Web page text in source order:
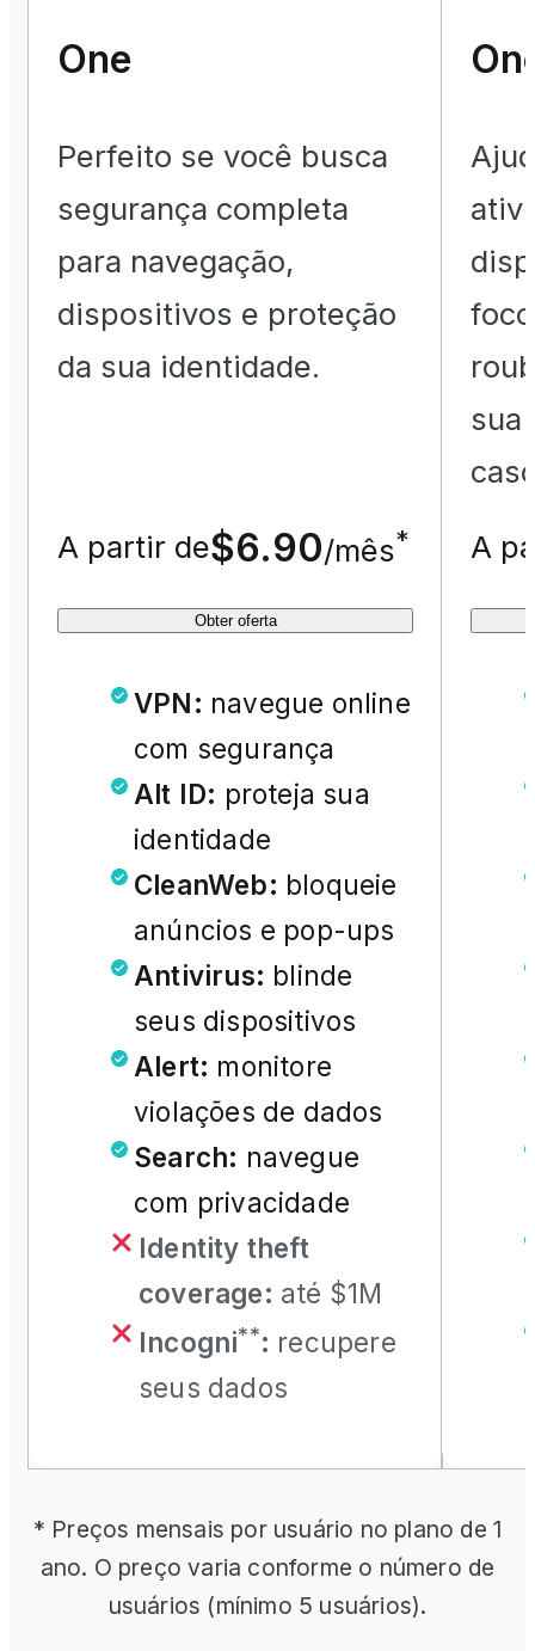
One
Perfeito se você busca
segurança completa
para navegação,
dispositivos e proteção
da sua identidade.
A partir de$6.90/mês*
Obter oferta
VPN: navegue online
com segurança
Alt ID: proteja sua
identidade
CleanWeb: bloqueie
anúncios e pop-ups
Antivirus: blinde
seus dispositivos
Alert: monitore
violações de dados
Search: navegue
com privacidade
Identity theft
coverage: até $1M
Incogni**: recupere
seus dados
sua
A
* Preços mensais por usuário no plano de 1
ano. O preço varia conforme o número de
usuários (mínimo 5 usuários).